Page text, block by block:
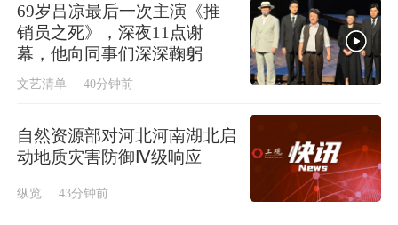
69岁吕凉最后一次主演《推
销员之死》，深夜11点谢
幕，他向同事们深深鞠躬
文艺清单 40分钟前
自然资源部对河北河南湖北启
动地质灾害防御Ⅳ级响应
纵览 43分钟前